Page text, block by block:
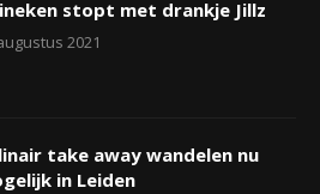
stopt met drankje Jillz
2021
take away wandelen nu
in Leiden